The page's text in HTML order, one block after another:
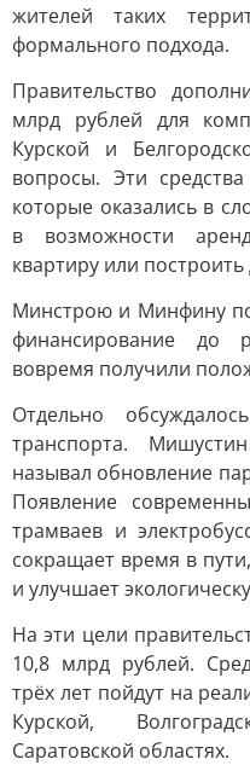
жителей таких
формального подхода.
Правительство
млрд рублей для
Курской и
вопросы. Эти
которые оказались в
в возможности
квартиру или
Минстрою и Минфину
финансирование до
вовремя получили
Отдельно
транспорта.
называл обновление
Появление
трамваев и
сокращает время в
и улучшает
На эти цели
10,8 млрд рублей.
трёх лет пойдут на
Курской,
Саратовской областях.